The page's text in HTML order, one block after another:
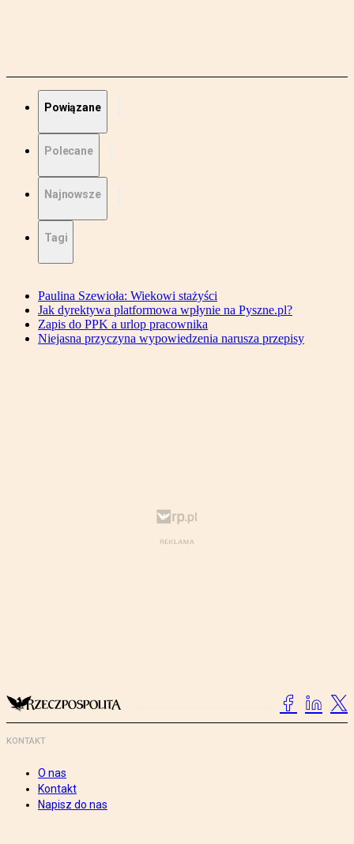
Powiązane
Polecane
Najnowsze
Tagi
Paulina Szewioła: Wiekowi stażyści
Jak dyrektywa platformowa wpłynie na Pyszne.pl?
Zapis do PPK a urlop pracownika
Niejasna przyczyna wypowiedzenia narusza przepisy
KONTAKT
O nas
Kontakt
Napisz do nas